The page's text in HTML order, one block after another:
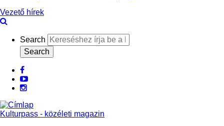
Vezető hírek
Search
facebook
Youtube
Instagram
Kulturpass - közéleti magazin